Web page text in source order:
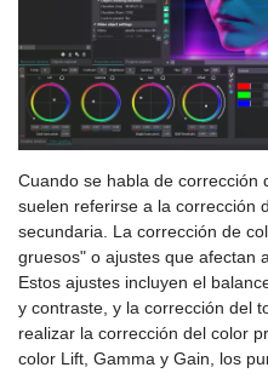
Cuando se habla de corrección
suelen referirse a la corrección
secundaria. La corrección de
gruesos" o ajustes que afectan
Estos ajustes incluyen el
y contraste, y la corrección del
realizar la corrección del color
color Lift, Gamma y Gain, los